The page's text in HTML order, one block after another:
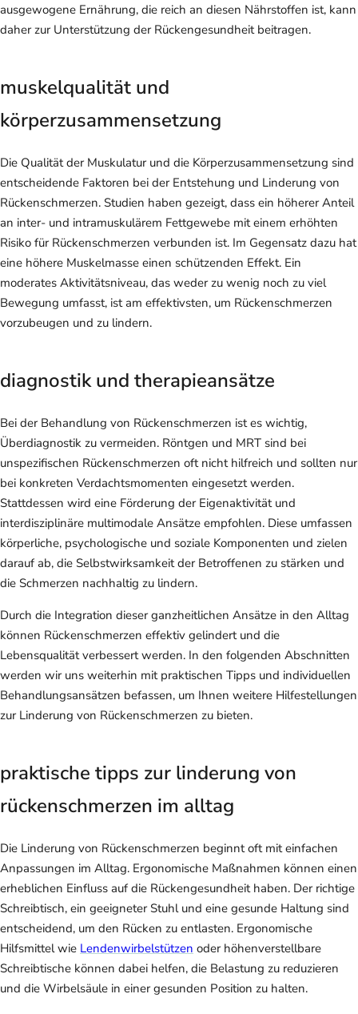
ausgewogene Ernährung, die reich an diesen Nährstoffen ist, kann
daher zur Unterstützung der Rückengesundheit beitragen.
muskelqualität und
körperzusammensetzung
Die Qualität der Muskulatur und die Körperzusammensetzung sind
entscheidende Faktoren bei der Entstehung und Linderung von
Rückenschmerzen. Studien haben gezeigt, dass ein höherer Anteil
an inter- und intramuskulärem Fettgewebe mit einem erhöhten
Risiko für Rückenschmerzen verbunden ist. Im Gegensatz dazu hat
eine höhere Muskelmasse einen schützenden Effekt. Ein
moderates Aktivitätsniveau, das weder zu wenig noch zu viel
Bewegung umfasst, ist am effektivsten, um Rückenschmerzen
vorzubeugen und zu lindern.
diagnostik und therapieansätze
Bei der Behandlung von Rückenschmerzen ist es wichtig,
Überdiagnostik zu vermeiden. Röntgen und MRT sind bei
unspezifischen Rückenschmerzen oft nicht hilfreich und sollten nur
bei konkreten Verdachtsmomenten eingesetzt werden.
Stattdessen wird eine Förderung der Eigenaktivität und
interdisziplinäre multimodale Ansätze empfohlen. Diese umfassen
körperliche, psychologische und soziale Komponenten und zielen
darauf ab, die Selbstwirksamkeit der Betroffenen zu stärken und
die Schmerzen nachhaltig zu lindern.
Durch die Integration dieser ganzheitlichen Ansätze in den Alltag
können Rückenschmerzen effektiv gelindert und die
Lebensqualität verbessert werden. In den folgenden Abschnitten
werden wir uns weiterhin mit praktischen Tipps und individuellen
Behandlungsansätzen befassen, um Ihnen weitere Hilfestellungen
zur Linderung von Rückenschmerzen zu bieten.
praktische tipps zur linderung von
rückenschmerzen im alltag
Die Linderung von Rückenschmerzen beginnt oft mit einfachen
Anpassungen im Alltag. Ergonomische Maßnahmen können einen
erheblichen Einfluss auf die Rückengesundheit haben. Der richtige
Schreibtisch, ein geeigneter Stuhl und eine gesunde Haltung sind
entscheidend, um den Rücken zu entlasten. Ergonomische
Hilfsmittel wie Lendenwirbelstützen oder höhenverstellbare
Schreibtische können dabei helfen, die Belastung zu reduzieren
und die Wirbelsäule in einer gesunden Position zu halten.